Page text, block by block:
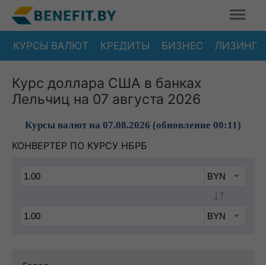
КУРСЫ ВАЛЮТ КРЕДИТЫ БИЗНЕС ЛИЗИНГ
Курс доллара США в банках
Лельчиц на 07 августа 2026
Курсы валют на 07.08.2026 (обновление 00:11)
КОНВЕРТЕР ПО КУРСУ НБРБ